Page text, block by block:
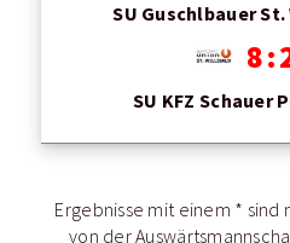
SU Guschlbauer
8 :
SU KFZ Schauer
Ergebnisse mit einem * sind
von der